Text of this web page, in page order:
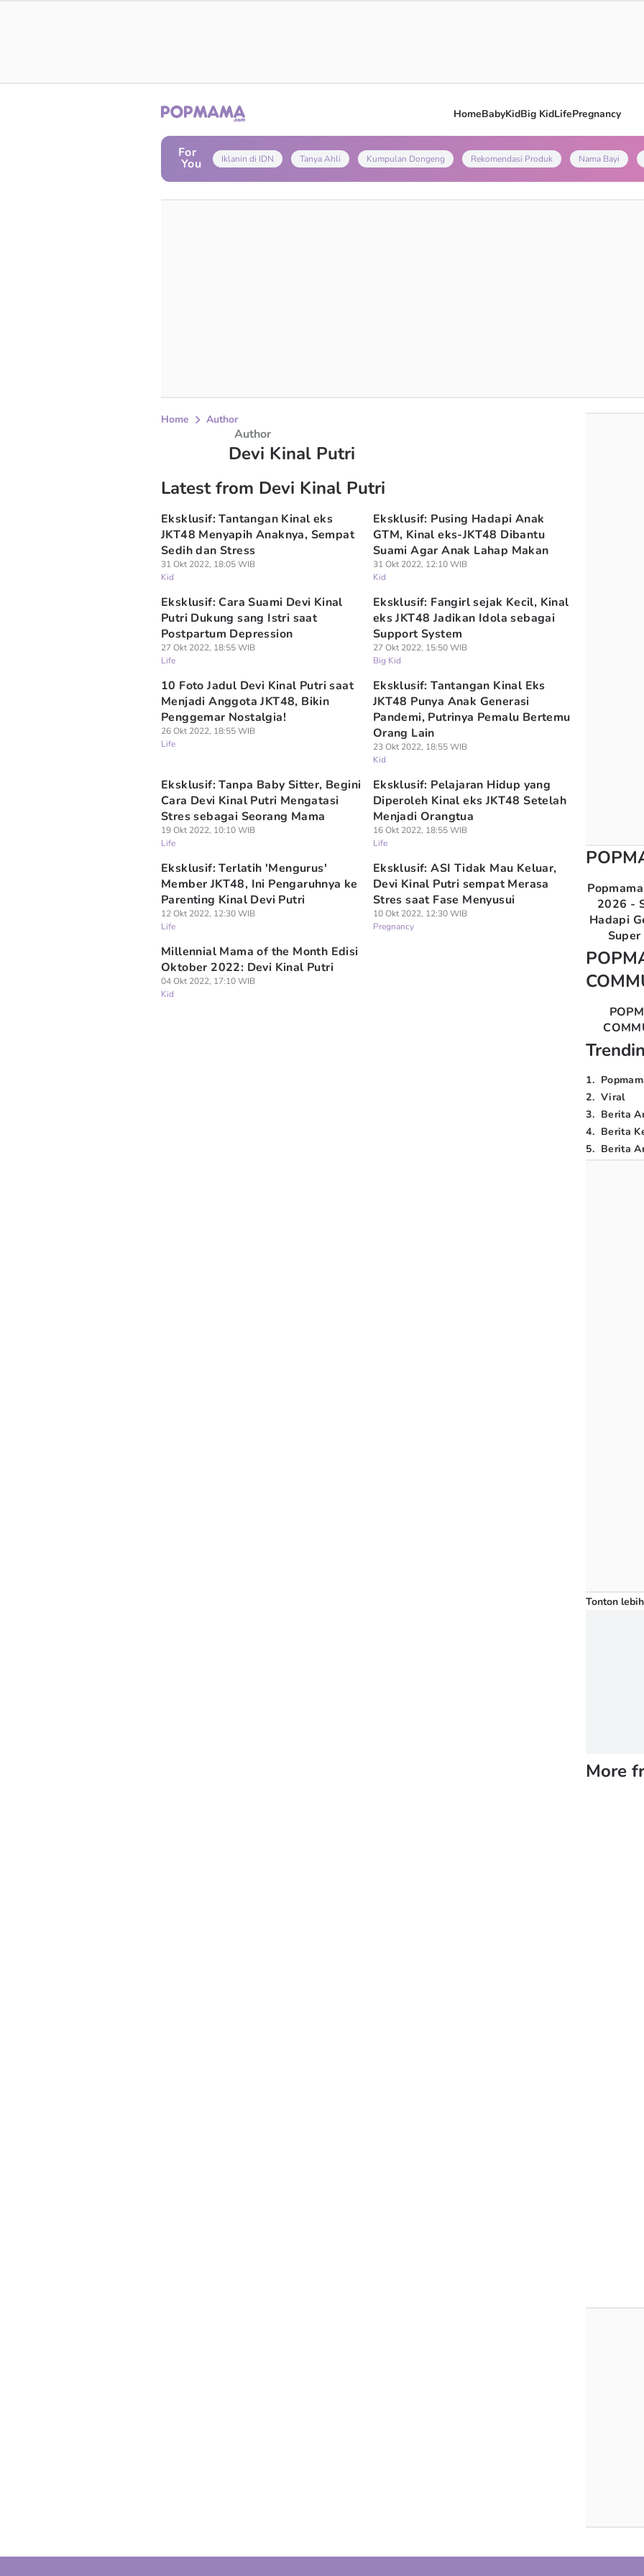
HomeBabyKidBig KidLifePregnancy
For
You Iklanin di IDN Tanya Ahli Kumpulan Dongeng Rekomendasi Produk Nama Bayi
Home Author
Author
Devi Kinal Putri
Latest from Devi Kinal Putri
Eksklusif: Tantangan Kinal eks
JKT48 Menyapih Anaknya, Sempat
Sedih dan Stress
31 Okt 2022, 18:05 WIB
Kid
Eksklusif: Pusing Hadapi Anak
GTM, Kinal eks-JKT48 Dibantu
Suami Agar Anak Lahap Makan
31 Okt 2022, 12:10 WIB
Kid
Eksklusif: Cara Suami Devi Kinal
Putri Dukung sang Istri saat
Postpartum Depression
27 Okt 2022, 18:55 WIB
Life
Eksklusif: Fangirl sejak Kecil, Kinal
eks JKT48 Jadikan Idola sebagai
Support System
27 Okt 2022, 15:50 WIB
Big Kid
10 Foto Jadul Devi Kinal Putri saat
Menjadi Anggota JKT48, Bikin
Penggemar Nostalgia!
26 Okt 2022, 18:55 WIB
Life
Eksklusif: Tantangan Kinal Eks
JKT48 Punya Anak Generasi
Pandemi, Putrinya Pemalu Bertemu
Orang Lain
23 Okt 2022, 18:55 WIB
Kid
Eksklusif: Tanpa Baby Sitter, Begini
Cara Devi Kinal Putri Mengatasi
Stres sebagai Seorang Mama
19 Okt 2022, 10:10 WIB
Life
Eksklusif: Pelajaran Hidup yang
Diperoleh Kinal eks JKT48 Setelah
Menjadi Orangtua
16 Okt 2022, 18:55 WIB
Life
Eksklusif: Terlatih 'Mengurus'
Member JKT48, Ini Pengaruhnya ke
Parenting Kinal Devi Putri
12 Okt 2022, 12:30 WIB
Life
Eksklusif: ASI Tidak Mau Keluar,
Devi Kinal Putri sempat Merasa
Stres saat Fase Menyusui
10 Okt 2022, 12:30 WIB
Pregnancy
Millennial Mama of the Month Edisi
Oktober 2022: Devi Kinal Putri
04 Okt 2022, 17:10 WIB
Kid
2026 -
Hadapi
1.
2. Viral
3. Berita
4. Berita
5. Berita
Tonton
More